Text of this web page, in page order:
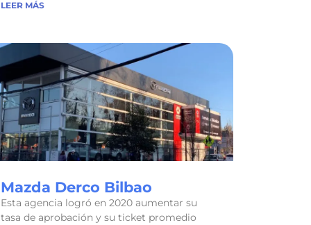
LEER MÁS
Mazda Derco Bilbao
Esta agencia logró en 2020 aumentar su
tasa de aprobación y su ticket promedio